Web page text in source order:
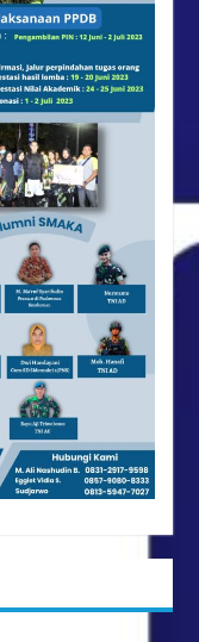
Tema
Ketertiban
Hati:
dalam
Double
dan